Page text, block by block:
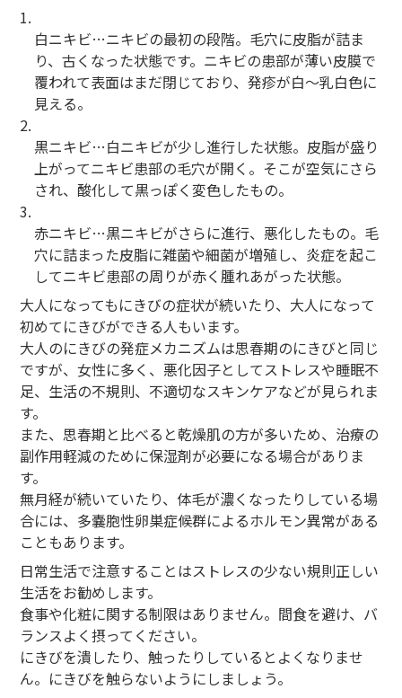
1.
白ニキビ…ニキビの最初の段階。毛穴に皮脂が詰ま
り、古くなった状態です。ニキビの患部が薄い皮膜で
覆われて表面はまだ閉じており、発疹が白～乳白色に
見える。
2.
黒ニキビ…白ニキビが少し進行した状態。皮脂が盛り
上がってニキビ患部の毛穴が開く。そこが空気にさら
され、酸化して黒っぽく変色したもの。
3.
赤ニキビ…黒ニキビがさらに進行、悪化したもの。毛
穴に詰まった皮脂に雑菌や細菌が増殖し、炎症を起こ
してニキビ患部の周りが赤く腫れあがった状態。
大人になってもにきびの症状が続いたり、大人になって
初めてにきびができる人もいます。
大人のにきびの発症メカニズムは思春期のにきびと同じ
ですが、女性に多く、悪化因子としてストレスや睡眠不
足、生活の不規則、不適切なスキンケアなどが見られま
す。
また、思春期と比べると乾燥肌の方が多いため、治療の
副作用軽減のために保湿剤が必要になる場合がありま
す。
無月経が続いていたり、体毛が濃くなったりしている場
合には、多嚢胞性卵巣症候群によるホルモン異常がある
こともあります。
日常生活で注意することはストレスの少ない規則正しい
生活をお勧めします。
食事や化粧に関する制限はありません。間食を避け、バ
ランスよく摂ってください。
にきびを潰したり、触ったりしているとよくなりませ
ん。にきびを触らないようにしましょう。